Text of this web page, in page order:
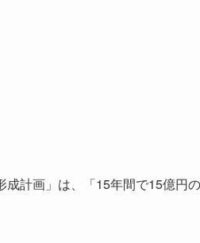
計画」は、「15年間で15億円